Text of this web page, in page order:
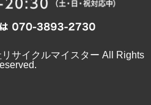
サイクルマイスター All Rights